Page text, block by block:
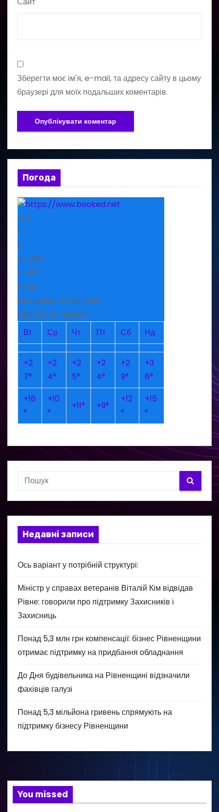
Зберегти моє ім'я, e-mail, та адресу сайту в цьому
браузері для моїх подальших коментарів.
Погода
+27
°
C
H: +29°
L: +13°
Рівне
Понеділок, 10 Серпень
Прогноз на тиждень
Вт
Ср Чт Пт Сб Нд
+2
7°
+2
4°
+2
5°
+2
4°
+2
9°
+3
6°
+16
°
+10
°
+11° +9°
+12
°
+15
°
Недавні записи
Ось варіант у потрібній структурі:
Міністр у справах ветеранів Віталій Кім відвідав
Рівне: говорили про підтримку Захисників і
Захисниць
Понад 5,3 млн грн компенсації: бізнес Рівненщини
отримає підтримку на придбання обладнання
До Дня будівельника на Рівненщині відзначили
фахівців галузі
Понад 5,3 мільйона гривень спрямують на
підтримку бізнесу Рівненщини
You missed